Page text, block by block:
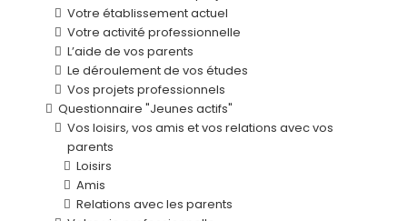
Votre établissement actuel
Votre activité professionnelle
L’aide de vos parents
Le déroulement de vos études
Vos projets professionnels
Questionnaire "Jeunes actifs"
Vos loisirs, vos amis et vos relations avec vos
parents
Loisirs
Amis
Relations avec les parents